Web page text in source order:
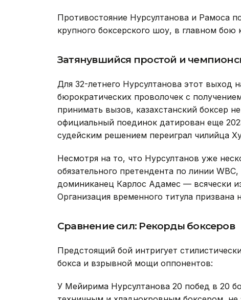
Противостояние Нурсултанова и Рамоса
крупного боксерского шоу, в главном бою
Затянувшийся простой и
Для 32-летнего Нурсултанова этот выход
бюрократических проволочек с
принимать вызов, казахстанский боксер
официальный поединок датирован еще
судейским решением переиграл чилийца
Несмотря на то, что Нурсултанов уже
обязательного претендента по линии
доминиканец Карлос Адамес — всячески
Организация временного титула
Сравнение сил: Рекорды боксеров
Предстоящий бой интригует
бокса и взрывной мощи оппонентов:
У Мейирима Нурсултанова 20 побед в 20